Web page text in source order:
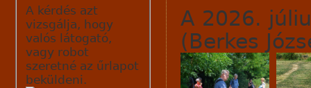
A 2026.
(Berkes
A kérdés azt
vizsgálja, hogy
valós látogató,
vagy robot
szeretné az űrlapot
beküldeni.